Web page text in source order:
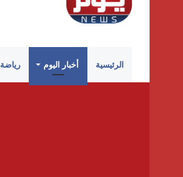
الرئيسية أخبار اليوم رياضة